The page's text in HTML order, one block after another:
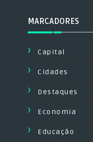
MARCADORES
Capital
Cidades
Destaques
Economia
Educação